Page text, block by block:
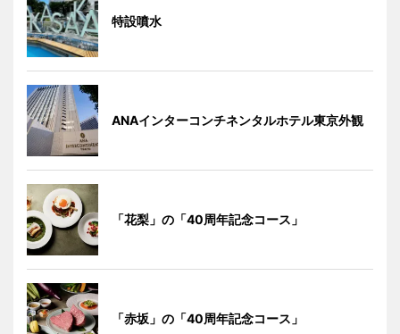
特設噴水
ANAインターコンチネンタルホテル東京外観
「花梨」の「40周年記念コース」
「赤坂」の「40周年記念コース」